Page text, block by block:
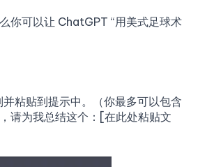
你可以让 ChatGPT “用美式足球术
粘贴到提示中。（你最多可以包含
请为我总结这个：[在此处粘贴文